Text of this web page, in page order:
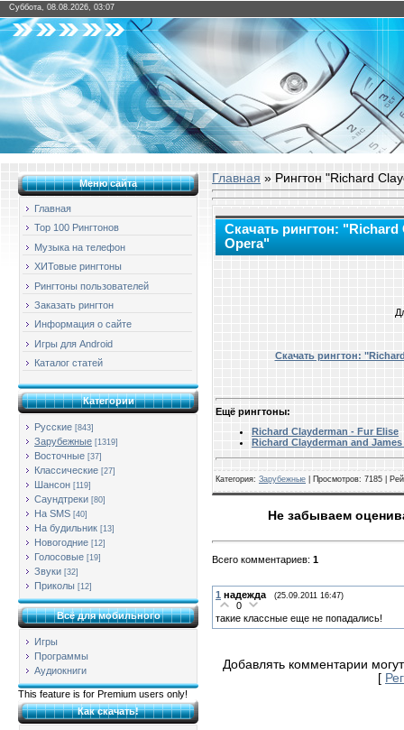
Суббота, 08.08.2026, 03:07
Меню сайта
Главная
Top 100 Рингтонов
Музыка на телефон
ХИТовые рингтоны
Рингтоны пользователей
Заказать рингтон
Информация о сайте
Игры для Android
Каталог статей
Категории
Русские [843]
Зарубежные [1319]
Восточные [37]
Классические [27]
Шансон [119]
Саундтреки [80]
На SMS [40]
На будильник [13]
Новогодние [12]
Голосовые [19]
Звуки [32]
Приколы [12]
Всё для мобильного
Игры
Программы
Аудиокниги
This feature is for Premium users only!
Как скачать!
Главная » Рингтон "Richard
Скачать рингтон:
Opera"
Скачать рингтон:
Ещё рингтоны:
Richard Clayderman - Fur Elise
Richard Clayderman and
Категория: Зарубежные Просмотров: 7185 |
Не забываем
Всего комментариев: 1
1 надежда (25.09.2011 16:47)
0
такие классные еще не попадались!
Добавлять комментарии
[